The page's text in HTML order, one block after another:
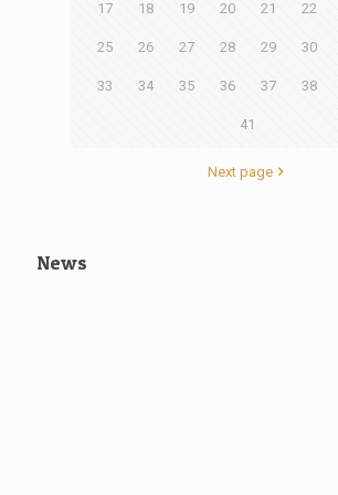
17 18 19 20 21 22
25 26 27 28 29 30
33 34 35 36 37 38
41
Next page
News